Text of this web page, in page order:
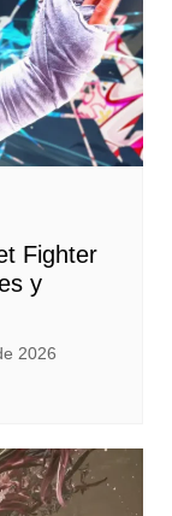
Fighter
y
2026